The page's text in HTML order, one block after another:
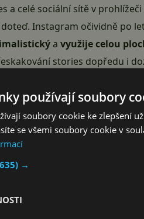
a celé sociální sítě v
Instagram očividně po
a využije celou
stories dopředu i
používají soubory
soubory cookie ke zlepšení
se všemi soubory cookie v
→